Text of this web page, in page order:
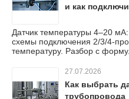
и как
Датчик температуры 4–20 мА:
схемы подключения 2/3/4-
температуру. Разбор с
27.07.2026
Как выбрать
трубопровода